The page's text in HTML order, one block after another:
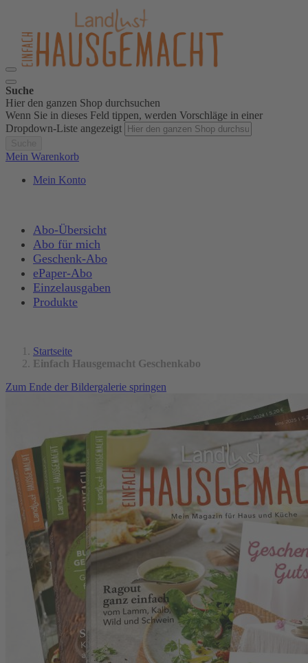
Suche
Hier den ganzen Shop durchsuchen
Wenn Sie in dieses Feld tippen, werden Vorschläge in einer
Dropdown-Liste angezeigt
Mein Warenkorb
Mein Konto
Abo-Übersicht
Abo für mich
Geschenk-Abo
ePaper-Abo
Einzelausgaben
Produkte
Startseite
Einfach Hausgemacht Geschenkabo
Zum Ende der Bildergalerie springen